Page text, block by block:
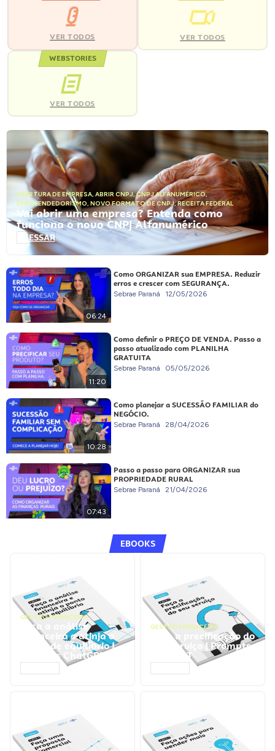
VER TODOS VER TODOS
WEBSTORIES
VER TODOS
ABERTURA DE EMPRESA, ABRIR CNPJ,CNPJ ALFANUMÉRICO,
EMPREENDEDORISMO, NOVO FORMATO DE CNPJ,RECEITA FEDERAL
Vai abrir uma empresa? Entenda como
funciona o novo CNPJ Alfanumérico
ACESSAR
06:24
Como ORGANIZAR sua EMPRESA. Reduzir
erros e crescer com SEGURANÇA.
Sebrae Paraná 12/05/2026
11:20
Como definir o PREÇO DE VENDA. Passo a
passo atualizado com PLANILHA
GRATUITA
Sebrae Paraná 05/05/2026
10:28
Como planejar a SUCESSÃO FAMILIAR do
NEGÓCIO.
Sebrae Paraná 28/04/2026
07:43
Passo a passo para ORGANIZAR sua
PROPRIEDADE RURAL
Sebrae Paraná 21/04/2026
EBOOKS
GESTÃO FINANCEIRA
Faça a análise
financeira e atinja o
ponto de equilíbrio |
Prompts ChatGPT
GESTÃO FINANCEIRA
Faça a precificação do
seu serviço | Prompts
ChatGPT